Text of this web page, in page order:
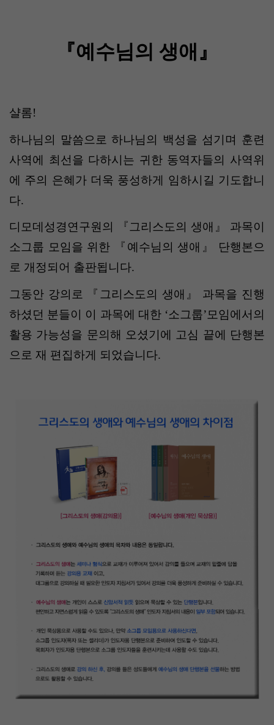
『예수님의 생애』
샬롬!
하나님의 말씀으로 하나님의 백성을 섬기며 훈련
사역에 최선을 다하시는 귀한 동역자들의 사역위
에 주의 은혜가 더욱 풍성하게 임하시길 기도합니
다.
디모데성경연구원의 『그리스도의 생애』 과목이
소그룹 모임을 위한 『예수님의 생애』 단행본으
로 개정되어 출판됩니다.
그동안 강의로 『그리스도의 생애』 과목을 진행
하셨던 분들이 이 과목에 대한 ‘소그룹’모임에서의
활용 가능성을 문의해 오셨기에 고심 끝에 단행본
으로 재 편집하게 되었습니다.